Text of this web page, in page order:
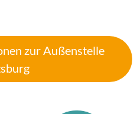
zur Außenstelle